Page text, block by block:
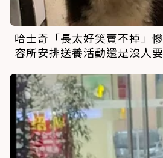
哈士奇「長太好笑賣不掉」
容所安排送養活動還是沒人要